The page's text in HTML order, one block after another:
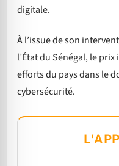
digitale.
À l’issue de son
l’État du Sénégal, le
efforts du pays dans le
cybersécurité.
L'APP